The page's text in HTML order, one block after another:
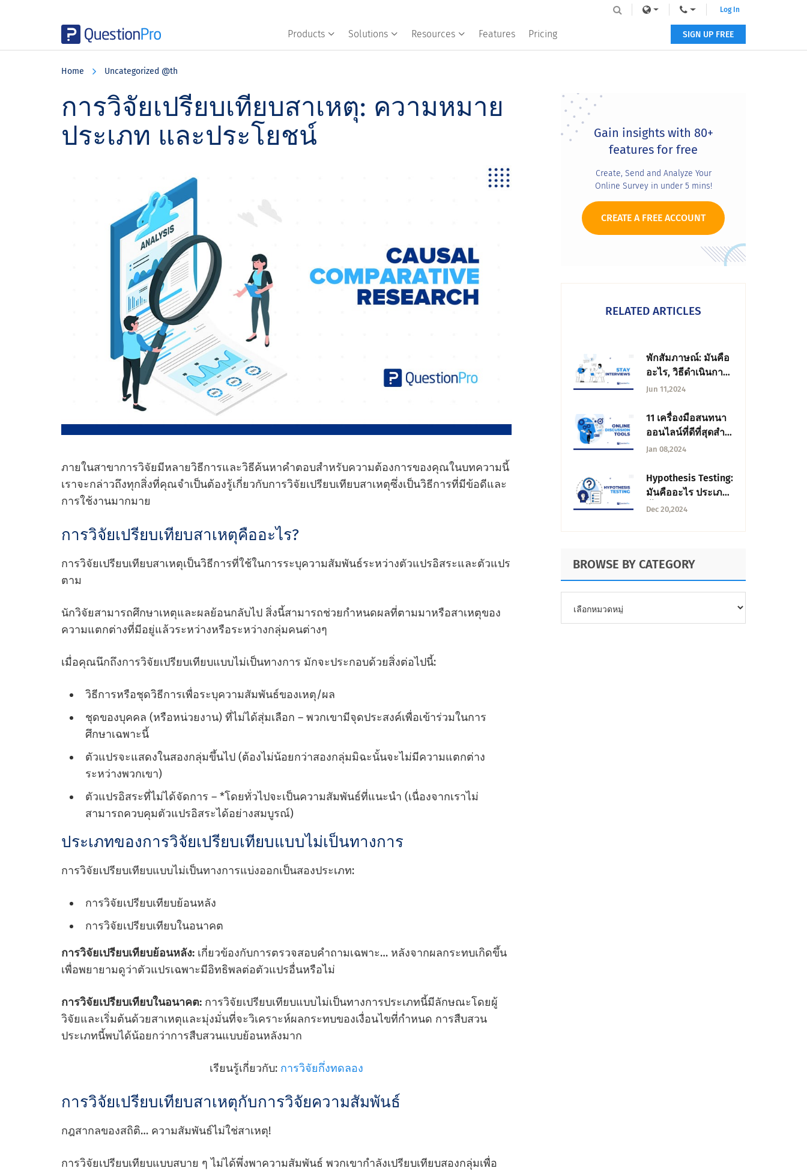
Products Solutions Resources Features Pricing
Log In
SIGN UP FREE
Home Uncategorized @th
การวิจัยเปรียบเทียบสาเหตุ: ความหมาย
ประเภท และประโยชน์
ภายในสาขาการวิจัยมีหลายวิธีการและวิธีค้นหาคําตอบสําหรับความต้องการของคุณในบทความนี้
เราจะกล่าวถึงทุกสิ่งที่คุณจําเป็นต้องรู้เกี่ยวกับการวิจัยเปรียบเทียบสาเหตุซึ่งเป็นวิธีการที่มีข้อดีและ
การใช้งานมากมาย
การวิจัยเปรียบเทียบสาเหตุคืออะไร?
การวิจัยเปรียบเทียบสาเหตุเป็นวิธีการที่ใช้ในการระบุความสัมพันธ์ระหว่างตัวแปรอิสระและตัวแปร
ตาม
นักวิจัยสามารถศึกษาเหตุและผลย้อนกลับไป สิ่งนี้สามารถช่วยกําหนดผลที่ตามมาหรือสาเหตุของ
ความแตกต่างที่มีอยู่แล้วระหว่างหรือระหว่างกลุ่มคนต่างๆ
เมื่อคุณนึกถึงการวิจัยเปรียบเทียบแบบไม่เป็นทางการ มักจะประกอบด้วยสิ่งต่อไปนี้:
วิธีการหรือชุดวิธีการเพื่อระบุความสัมพันธ์ของเหตุ/ผล
ชุดของบุคคล (หรือหน่วยงาน) ที่ไม่ได้สุ่มเลือก – พวกเขามีจุดประสงค์เพื่อเข้าร่วมในการ
ศึกษาเฉพาะนี้
ตัวแปรจะแสดงในสองกลุ่มขึ้นไป (ต้องไม่น้อยกว่าสองกลุ่มมิฉะนั้นจะไม่มีความแตกต่าง
ระหว่างพวกเขา)
ตัวแปรอิสระที่ไม่ได้จัดการ – *โดยทั่วไปจะเป็นความสัมพันธ์ที่แนะนํา (เนื่องจากเราไม่
สามารถควบคุมตัวแปรอิสระได้อย่างสมบูรณ์)
ประเภทของการวิจัยเปรียบเทียบแบบไม่เป็นทางการ
การวิจัยเปรียบเทียบแบบไม่เป็นทางการแบ่งออกเป็นสองประเภท:
การวิจัยเปรียบเทียบย้อนหลัง
การวิจัยเปรียบเทียบในอนาคต
การวิจัยเปรียบเทียบย้อนหลัง: เกี่ยวข้องกับการตรวจสอบคําถามเฉพาะ… หลังจากผลกระทบเกิดขึ้น
เพื่อพยายามดูว่าตัวแปรเฉพาะมีอิทธิพลต่อตัวแปรอื่นหรือไม่
การวิจัยเปรียบเทียบในอนาคต: การวิจัยเปรียบเทียบแบบไม่เป็นทางการประเภทนี้มีลักษณะโดยผู้
วิจัยและเริ่มต้นด้วยสาเหตุและมุ่งมั่นที่จะวิเคราะห์ผลกระทบของเงื่อนไขที่กําหนด การสืบสวน
ประเภทนี้พบได้น้อยกว่าการสืบสวนแบบย้อนหลังมาก
เรียนรู้เกี่ยวกับ: การวิจัยกึ่งทดลอง
การวิจัยเปรียบเทียบสาเหตุกับการวิจัยความสัมพันธ์
กฎสากลของสถิติ… ความสัมพันธ์ไม่ใช่สาเหตุ!
การวิจัยเปรียบเทียบแบบสบาย ๆ ไม่ได้พึ่งพาความสัมพันธ์ พวกเขากําลังเปรียบเทียบสองกลุ่มเพื่อ
Primary
SidebarGain insights with 80+
features for free
Create, Send and Analyze Your
Online Survey in under 5 mins!
CREATE A FREE ACCOUNT
RELATED ARTICLES
พักสัมภาษณ์: มันคือ
อะไร, วิธีดําเนินการ,
15 คําถาม
Jun 11,2024
11 เครื่องมือสนทนา
ออนไลน์ที่ดีที่สุดสําห
รับการวิจัยของคุณ
Jan 08,2024
Hypothesis Testing:
มันคืออะไร ประเภท
ขั้นตอน และตัวอย่าง
Dec 20,2024
BROWSE BY CATEGORY
CATEGORY